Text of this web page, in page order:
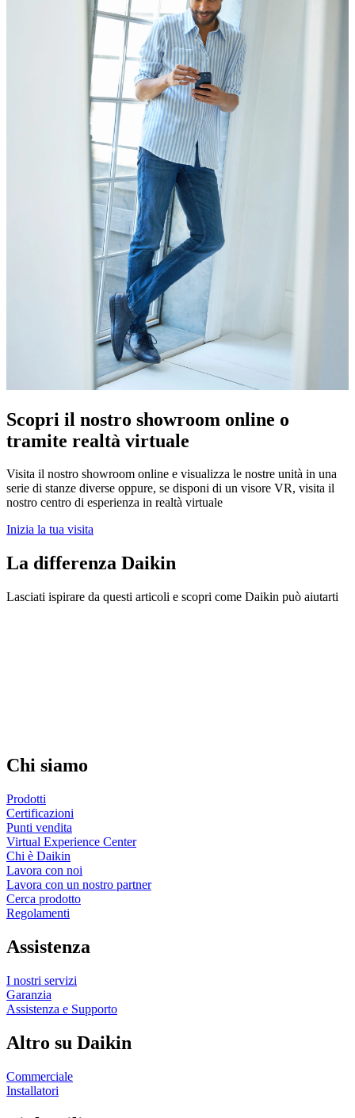
Scopri il nostro showroom online o
tramite realtà virtuale
Visita il nostro showroom online e visualizza le nostre unità in una
serie di stanze diverse oppure, se disponi di un visore VR, visita il
nostro centro di esperienza in realtà virtuale
Inizia la tua visita
La differenza Daikin
Lasciati ispirare da questi articoli e scopri come Daikin può aiutarti
Chi siamo
Prodotti
Certificazioni
Punti vendita
Virtual Experience Center
Chi è Daikin
Lavora con noi
Lavora con un nostro partner
Cerca prodotto
Regolamenti
Assistenza
I nostri servizi
Garanzia
Assistenza e Supporto
Altro su Daikin
Commerciale
Installatori